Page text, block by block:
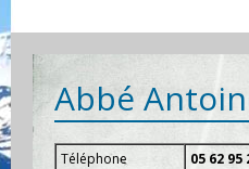
Abbé
Téléphone 05 62 95